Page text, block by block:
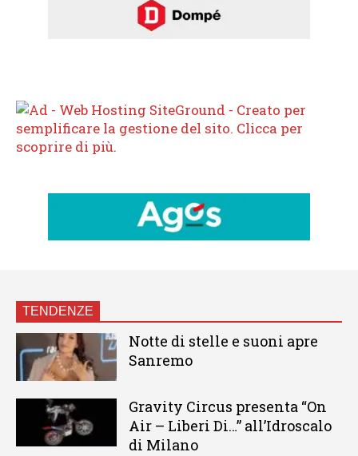
TENDENZE
Notte di stelle e suoni apre
Sanremo
Gravity Circus presenta “On
Air – Liberi Di…” all’Idroscalo
di Milano